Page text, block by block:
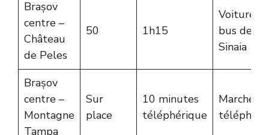
Brașov
centre –
Château
de Peles
50 1h15
Voiture
bus
Sinaia
Brașov
centre –
Montagne
Tampa
Sur
place
10 minutes
téléphérique
Marche